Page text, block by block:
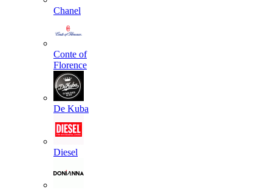
Chanel
Conte of
Florence
De Kuba
Diesel